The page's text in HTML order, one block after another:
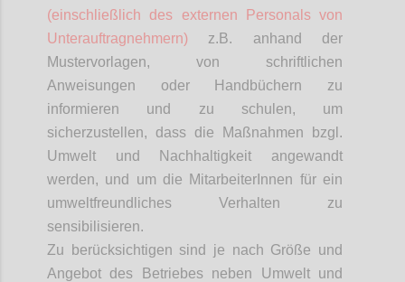
(einschließlich des externen Personals von
Unterauftragnehmern) z.B. anhand der
Mustervorlagen, von schriftlichen
Anweisungen oder Handbüchern zu
informieren und zu schulen, um
sicherzustellen, dass die Maßnahmen bzgl.
Umwelt und Nachhaltigkeit angewandt
werden, und um die MitarbeiterInnen für ein
umweltfreundliches Verhalten zu
sensibilisieren.
Zu berücksichtigen sind je nach Größe und
Angebot des Betriebes neben Umwelt und